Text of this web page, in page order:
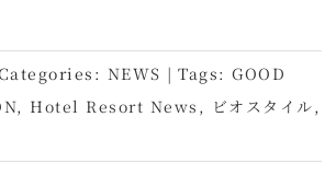
NEWS | Tags:GOOD
, Hotel Resort News , ビオスタイル ,